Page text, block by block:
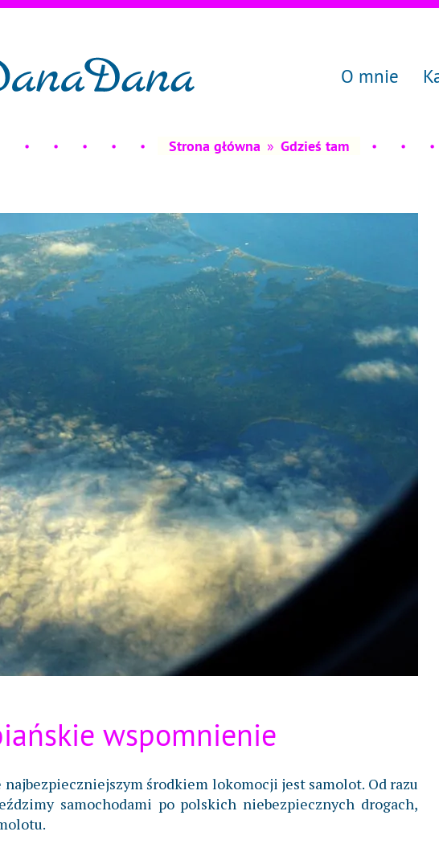
O mnie
Strona główna » Gdzieś tam
wspomnienie
najbezpieczniejszym środkiem lokomocji jest samolot. Od razu
samochodami po polskich niebezpiecznych drogach,